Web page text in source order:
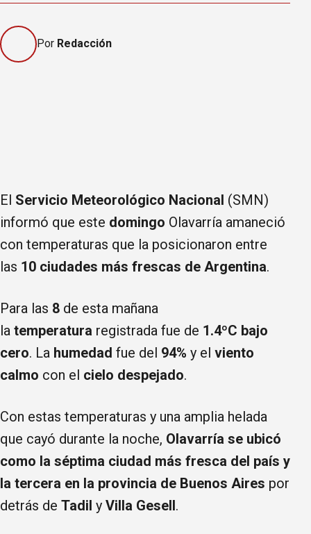
Por Redacción
El Servicio Meteorológico Nacional (SMN)
informó que este domingo Olavarría amaneció
con temperaturas que la posicionaron entre
las 10 ciudades más frescas de Argentina.
Para las 8 de esta mañana
la temperatura registrada fue de 1.4ºC bajo
cero. La humedad fue del 94% y el viento
calmo con el cielo despejado.
Con estas temperaturas y una amplia helada
que cayó durante la noche, Olavarría se ubicó
como la séptima ciudad más fresca del país y
la tercera en la provincia de Buenos Aires por
detrás de Tadil y Villa Gesell.